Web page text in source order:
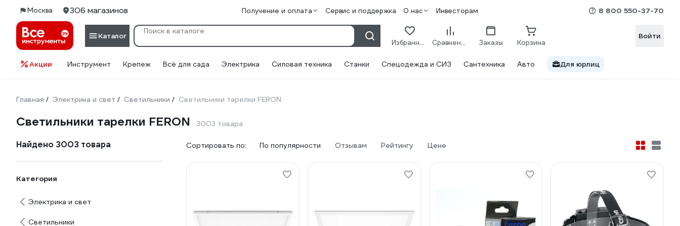
Москва 306 магазинов Получение и оплата Сервис и поддержка О нас Инвесторам 8 800 550-37-70
Каталог
Избранное Сравнение Заказы Корзина
Войти
Акции Инструмент Крепеж Всё для сада Электрика Силовая техника Станки Спецодежда и СИЗ Сантехника Авто Для юрлиц
Главная / Электрика и свет / Светильники / Светильники тарелки FERON
Светильники тарелки FERON 3003 товара
Найдено 3003 товара
Категория
Электрика и свет
Светильники
Сортировать по: По популярности Отзывам Рейтингу Цене